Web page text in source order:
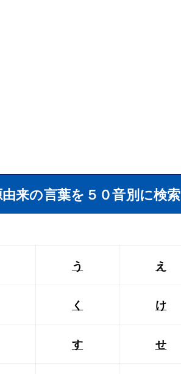
来の言葉を５０音別に検索
う え
く け
す せ